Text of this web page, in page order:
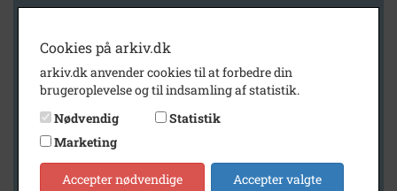
Arkiv
Byhistorisk Samling og Arkiv i Høje-Taastrup Kommune
Cookies på arkiv.dk
arkiv.dk anvender cookies til at forbedre din
brugeroplevelse og til indsamling af statistik.
Nødvendig
Statistik
Marketing
Accepter nødvendige Accepter valgte